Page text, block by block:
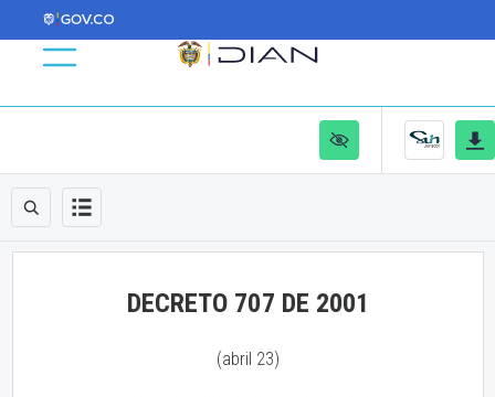
DECRETO 707 DE 2001
(abril 23)